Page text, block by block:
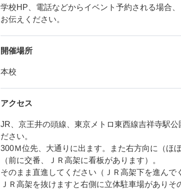
学校HP、電話などからイベント予約される場合
お伝えください。
開催場所
本校
アクセス
JR、京王井の頭線、東京メトロ東西線吉祥寺駅
ださい。
300Ｍ位先、大通りに出ます。また右方向に（ほ
（前に交番、ＪＲ高架に看板があります）。
そのまま直進してください（ＪＲ高架下を進んで
ＪＲ高架を抜けますと右側に立体駐車場があり